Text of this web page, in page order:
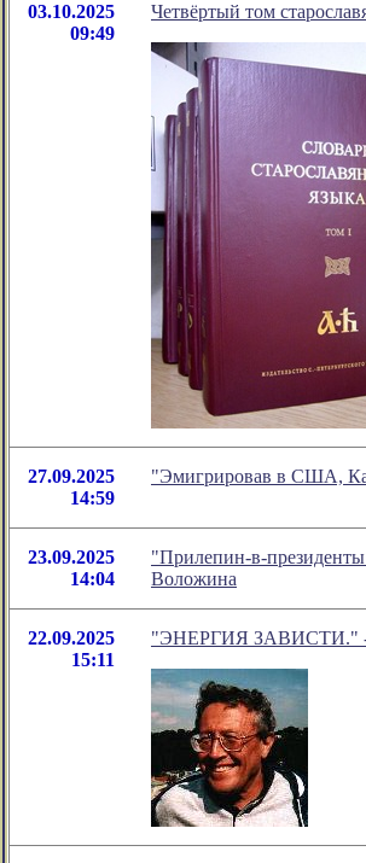
03.10.2025
09:49
Четвёртый том
27.09.2025
14:59
"Эмигрировав в США,
23.09.2025
14:04
"Прилепин-в-
Воложина
22.09.2025
15:11
"ЭНЕРГИЯ ЗАВИСТИ." -